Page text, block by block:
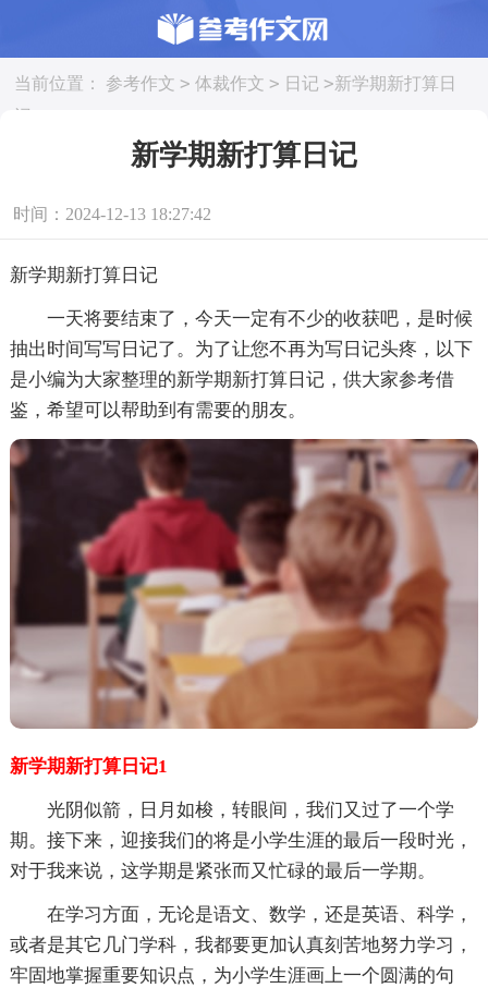
当前位置： 参考作文 > 体裁作文 > 日记 >新学期新打算日
记
新学期新打算日记
时间：2024-12-13 18:27:42
新学期新打算日记
一天将要结束了，今天一定有不少的收获吧，是时候
抽出时间写写日记了。为了让您不再为写日记头疼，以下
是小编为大家整理的新学期新打算日记，供大家参考借
鉴，希望可以帮助到有需要的朋友。
新学期新打算日记1
光阴似箭，日月如梭，转眼间，我们又过了一个学
期。接下来，迎接我们的将是小学生涯的最后一段时光，
对于我来说，这学期是紧张而又忙碌的最后一学期。
在学习方面，无论是语文、数学，还是英语、科学，
或者是其它几门学科，我都要更加认真刻苦地努力学习，
牢固地掌握重要知识点，为小学生涯画上一个圆满的句